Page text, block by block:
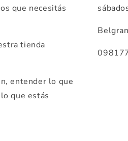
que necesitás
tienda
entender lo que
que estás